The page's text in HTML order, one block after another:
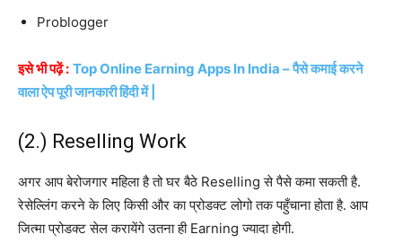
Problogger
इसे भी पढ़ें : Top Online Earning Apps In India – पैसे कमाई करने
वाला ऐप पूरी जानकारी हिंदी में |
(2.) Reselling Work
अगर आप बेरोजगार महिला है तो घर बैठे Reselling से पैसे कमा सकती है.
रेसेल्लिंग करने के लिए किसी और का प्रोडक्ट लोगो तक पहुँचाना होता है. आप
जित्मा प्रोडक्ट सेल करायेंगे उतना ही Earning ज्यादा होगी.